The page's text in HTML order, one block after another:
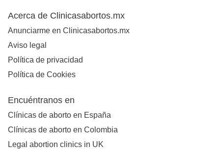
Acerca de Clinicasabortos.mx
Anunciarme en Clinicasabortos.mx
Aviso legal
Política de privacidad
Política de Cookies
Encuéntranos en
Clínicas de aborto en España
Clínicas de aborto en Colombia
Legal abortion clinics in UK